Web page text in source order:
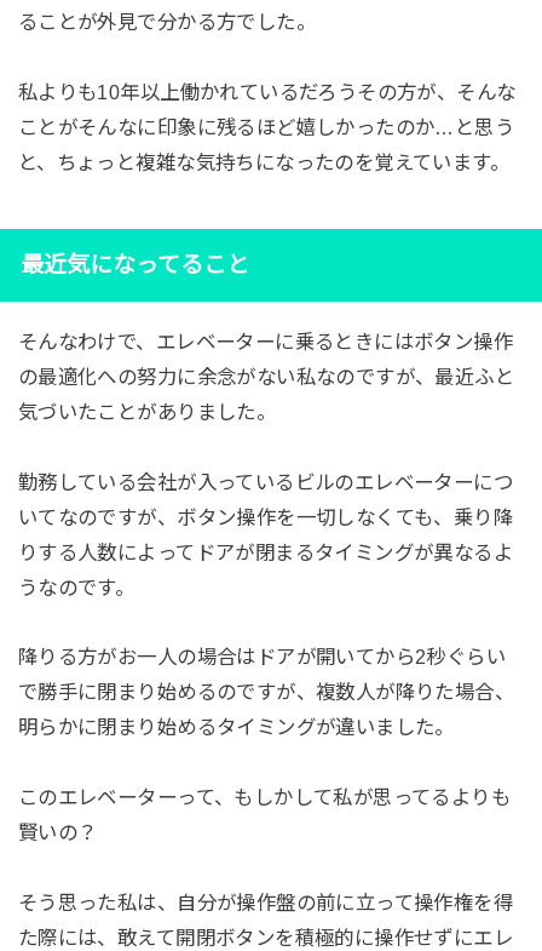
ることが外見で分かる方でした。
私よりも10年以上働かれているだろうその方が、そんな
ことがそんなに印象に残るほど嬉しかったのか…と思う
と、ちょっと複雑な気持ちになったのを覚えています。
最近気になってること
そんなわけで、エレベーターに乗るときにはボタン操作
の最適化への努力に余念がない私なのですが、最近ふと
気づいたことがありました。
勤務している会社が入っているビルのエレベーターにつ
いてなのですが、ボタン操作を一切しなくても、乗り降
りする人数によってドアが閉まるタイミングが異なるよ
うなのです。
降りる方がお一人の場合はドアが開いてから2秒ぐらい
で勝手に閉まり始めるのですが、複数人が降りた場合、
明らかに閉まり始めるタイミングが違いました。
このエレベーターって、もしかして私が思ってるよりも
賢いの？
そう思った私は、自分が操作盤の前に立って操作権を得
た際には、敢えて開閉ボタンを積極的に操作せずにエレ